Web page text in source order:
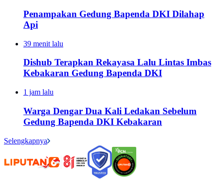
Penampakan Gedung Bapenda DKI Dilahap
Api
39 menit lalu
Dishub Terapkan Rekayasa Lalu Lintas Imbas
Kebakaran Gedung Bapenda DKI
1 jam lalu
Warga Dengar Dua Kali Ledakan Sebelum
Gedung Bapenda DKI Kebakaran
Selengkapnya